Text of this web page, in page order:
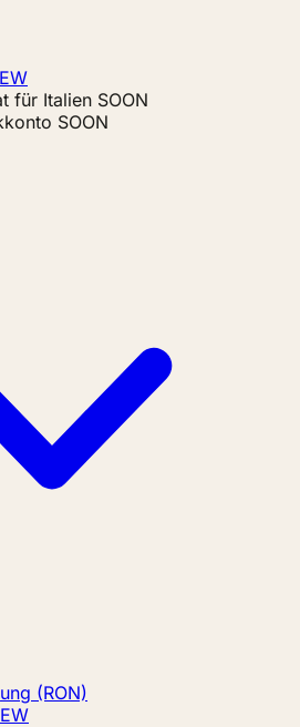
für Italien SOON
SOON
(RON)